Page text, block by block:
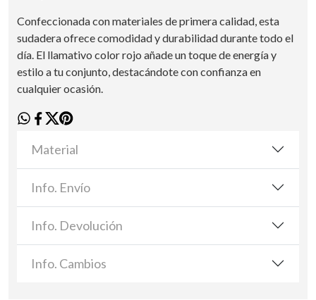
Confeccionada con materiales de primera calidad, esta
sudadera ofrece comodidad y durabilidad durante todo el
día. El llamativo color rojo añade un toque de energía y
estilo a tu conjunto, destacándote con confianza en
cualquier ocasión.
Material
Info. Envío
Info. Devolución
Info. Cambios